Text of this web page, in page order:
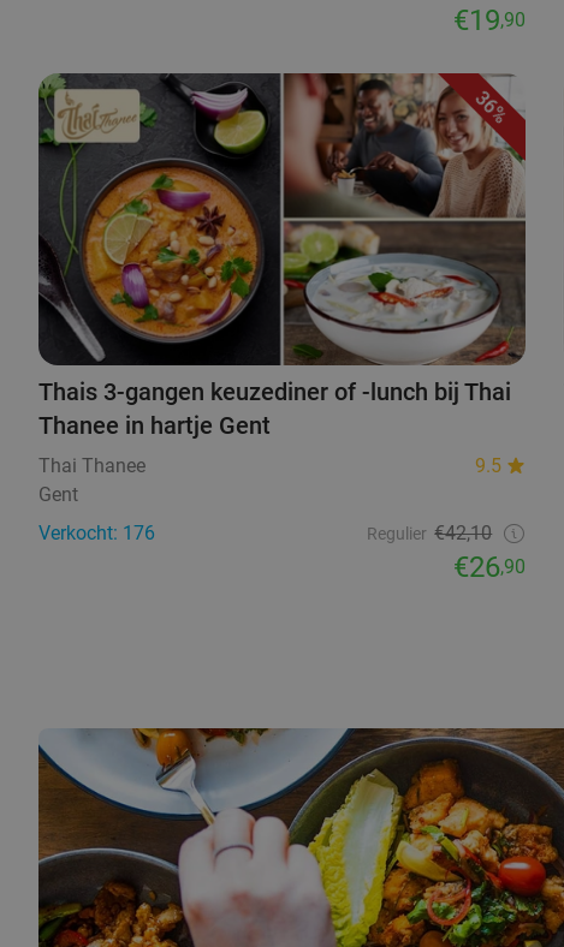
€19,90
36%
Thais 3-gangen keuzediner of -lunch bij Thai
Thanee in hartje Gent
Thai Thanee
9.5
Gent
Verkocht: 176
Regulier €42,10
€26,90